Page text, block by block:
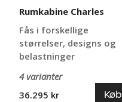
Rumkabine Charles
Fås i forskellige
størrelser, designs og
belastninger
4 varianter
36.295 kr
Køb